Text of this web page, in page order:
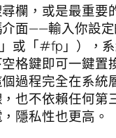
欄，或是最重要
面——輸入你設
」或「#fp」），
格鍵即可一鍵置
過程完全在系統
也不依賴任何第
隱私性也更高。